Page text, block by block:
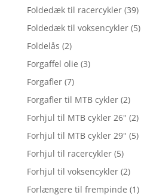
Foldedæk til racercykler (39)
Foldedæk til voksencykler (5)
Foldelås (2)
Forgaffel olie (3)
Forgafler (7)
Forgafler til MTB cykler (2)
Forhjul til MTB cykler 26" (2)
Forhjul til MTB cykler 29" (5)
Forhjul til racercykler (5)
Forhjul til voksencykler (2)
Forlængere til frempinde (1)